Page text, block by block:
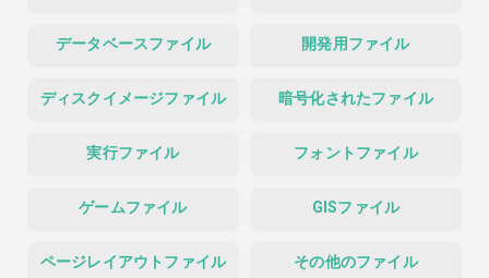
データベースファイル 開発用ファイル
ディスクイメージファイル 暗号化されたファイル
実行ファイル フォントファイル
ゲームファイル GISファイル
ページレイアウトファイル その他のファイル